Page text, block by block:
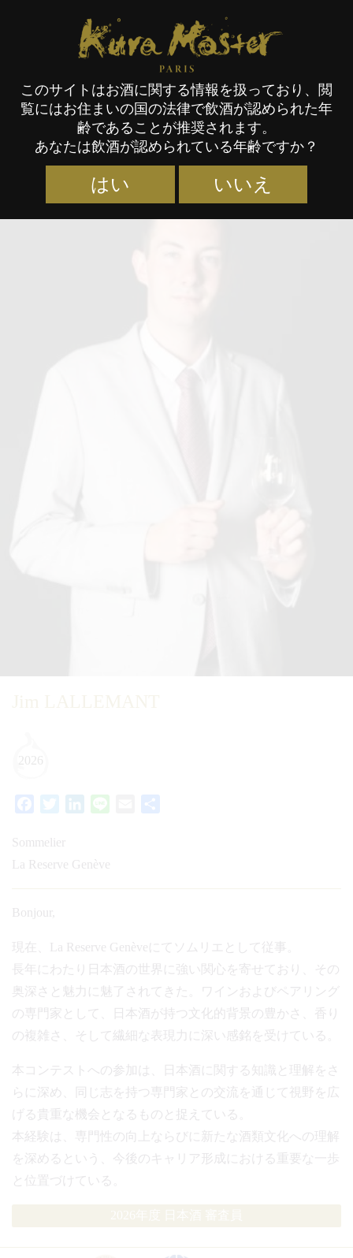
審査員
2026
FacebookTwitterLinkedIn Email
Sommelier
La Reserve Genève
Bonjour,
現在、La Reserve Genèveにてソムリエとして従事。
長年にわたり日本酒の世界に強い関心を寄せており、その
奥深さと魅力に魅了されてきた。ワインおよびペアリング
の専門家として、日本酒が持つ文化的背景の豊かさ、香り
の複雑さ、そして繊細な表現力に深い感銘を受けている。
本コンテストへの参加は、日本酒に関する知識と理解をさ
らに深め、同じ志を持つ専門家との交流を通じて視野を広
げる貴重な機会となるものと捉えている。
本経験は、専門性の向上ならびに新たな酒類文化への理解
を深めるという、今後のキャリア形成における重要な一歩
と位置づけている。
Kura Master Paris
このサイトはお酒に関する情報を扱っており、閲
覧にはお住まいの国の法律で飲酒が認められた年
齢であることが推奨されます。
あなたは飲酒が認められている年齢ですか？
はい いいえ